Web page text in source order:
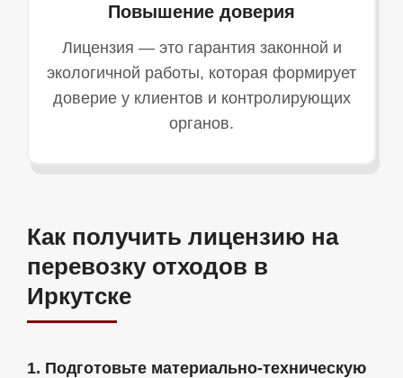
Повышение доверия
Лицензия — это гарантия законной и
экологичной работы, которая формирует
доверие у клиентов и контролирующих
органов.
Как получить лицензию на
перевозку отходов в
Иркутске
1. Подготовьте материально‑техническую